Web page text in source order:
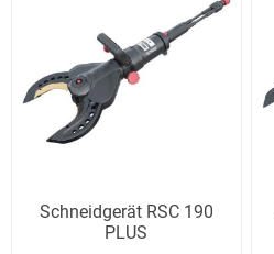
Schneidgerät RSC 190
PLUS